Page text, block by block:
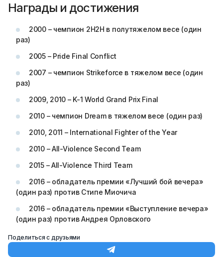
Награды и достижения
2000 – чемпион 2H2H в полутяжелом весе (один
раз)
2005 – Pride Final Conflict
2007 – чемпион Strikeforce в тяжелом весе (один
раз)
2009, 2010 – K-1 World Grand Prix Final
2010 – чемпион Dream в тяжелом весе (один раз)
2010, 2011 – International Fighter of the Year
2010 – All-Violence Second Team
2015 – All-Violence Third Team
2016 – обладатель премии «Лучший бой вечера»
(один раз) против Стипе Миочича
2016 – обладатель премии «Выступление вечера»
(один раз) против Андрея Орловского
Поделиться с друзьями